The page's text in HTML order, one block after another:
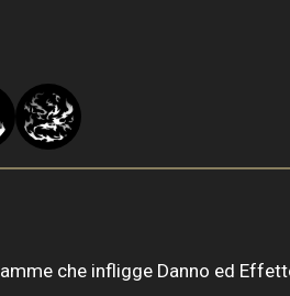
che infligge Danno ed